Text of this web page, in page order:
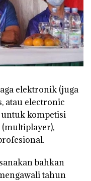
elektronik (juga
atau electronic
kompetisi
bahkan
tahun